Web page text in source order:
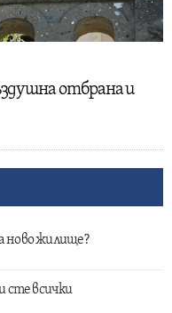
отбрана и
ново жилище?
сте всички